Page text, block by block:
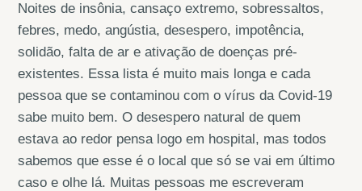
Noites de insônia, cansaço extremo, sobressaltos,
febres, medo, angústia, desespero, impotência,
solidão, falta de ar e ativação de doenças pré-
existentes. Essa lista é muito mais longa e cada
pessoa que se contaminou com o vírus da Covid-19
sabe muito bem. O desespero natural de quem
estava ao redor pensa logo em hospital, mas todos
sabemos que esse é o local que só se vai em último
caso e olhe lá. Muitas pessoas me escreveram